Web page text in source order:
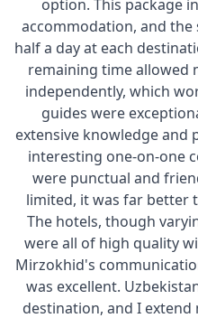
option. This package
accommodation, and the
half a day at each
remaining time allowed
independently, which
guides were
extensive knowledge and
interesting one-on-one
were punctual and
limited, it was far better
The hotels, though
were all of high quality
Mirzokhid's
was excellent.
destination, and I